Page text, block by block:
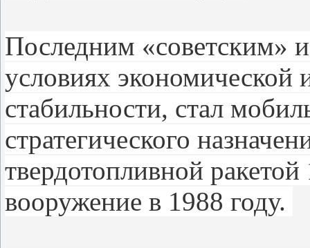
Последним «советским»
условиях экономической
стабильности, стал
стратегического
твердотопливной
вооружение в 1988 году.